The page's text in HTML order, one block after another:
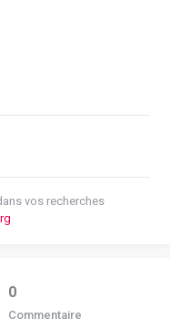
vos recherches
0
Commentaire